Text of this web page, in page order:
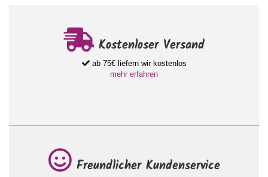
Kostenloser Versand
ab 75€ liefern wir kostenlos
mehr erfahren
Freundlicher Kundenservice